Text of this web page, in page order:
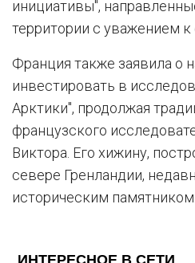
инициативы",
территории с уважением к
Франция также заявила о
инвестировать в
Арктики", продолжая
французского
Виктора. Его хижину,
севере Гренландии,
историческим памятником.